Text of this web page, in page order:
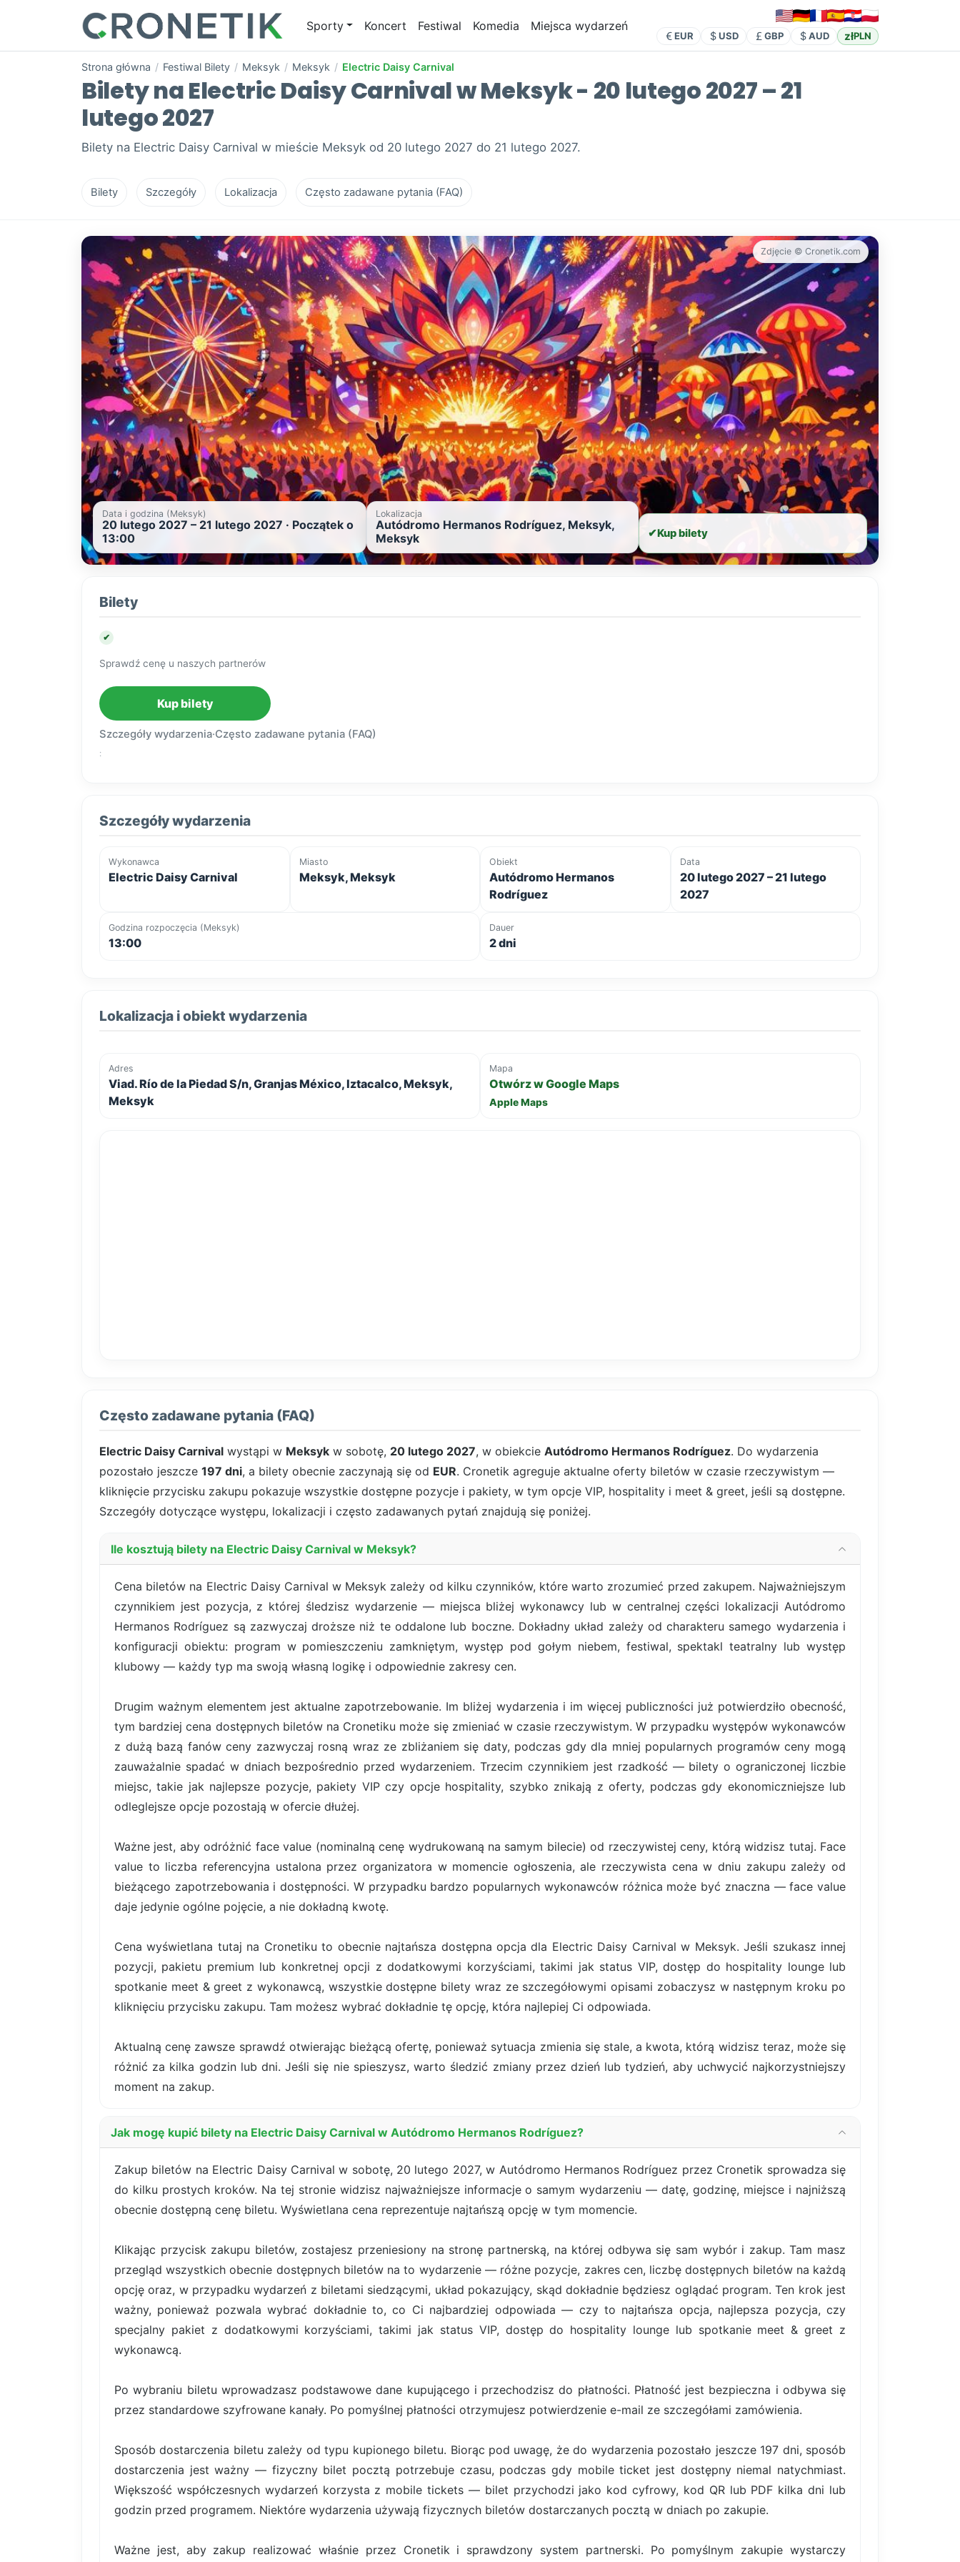
Sporty Koncert Festiwal Komedia Miejsca wydarzeń
EUR USD GBP AUD złPLN
Strona główna / Festiwal Bilety / Meksyk / Meksyk / Electric Daisy Carnival
Bilety na Electric Daisy Carnival w Meksyk - 20 lutego 2027 – 21
lutego 2027
Bilety na Electric Daisy Carnival w mieście Meksyk od 20 lutego 2027 do 21 lutego 2027.
Bilety Szczegóły Lokalizacja Często zadawane pytania (FAQ)
Zdjęcie © Cronetik.com
Data i godzina (Meksyk)
20 lutego 2027 – 21 lutego 2027 · Początek o
13:00
Lokalizacja
Autódromo Hermanos Rodríguez, Meksyk,
Meksyk
✔Kup bilety
Bilety
✔
Sprawdź cenę u naszych partnerów
Kup bilety
Szczegóły wydarzenia·Często zadawane pytania (FAQ)
:
Szczegóły wydarzenia
Wykonawca
Electric Daisy Carnival
Miasto
Meksyk, Meksyk
Obiekt
Autódromo Hermanos
Rodríguez
Data
20 lutego 2027 – 21 lutego
2027
Godzina rozpoczęcia (Meksyk)
13:00
Dauer
2 dni
Lokalizacja i obiekt wydarzenia
Adres
Viad. Río de la Piedad S/n, Granjas México, Iztacalco, Meksyk,
Meksyk
Mapa
Otwórz w Google Maps
Apple Maps
Często zadawane pytania (FAQ)
Electric Daisy Carnival wystąpi w Meksyk w sobotę, 20 lutego 2027, w obiekcie Autódromo Hermanos Rodríguez. Do wydarzenia
pozostało jeszcze 197 dni, a bilety obecnie zaczynają się od EUR. Cronetik agreguje aktualne oferty biletów w czasie rzeczywistym —
kliknięcie przycisku zakupu pokazuje wszystkie dostępne pozycje i pakiety, w tym opcje VIP, hospitality i meet & greet, jeśli są dostępne.
Szczegóły dotyczące występu, lokalizacji i często zadawanych pytań znajdują się poniżej.
Ile kosztują bilety na Electric Daisy Carnival w Meksyk?
Cena biletów na Electric Daisy Carnival w Meksyk zależy od kilku czynników, które warto zrozumieć przed zakupem. Najważniejszym
czynnikiem jest pozycja, z której śledzisz wydarzenie — miejsca bliżej wykonawcy lub w centralnej części lokalizacji Autódromo
Hermanos Rodríguez są zazwyczaj droższe niż te oddalone lub boczne. Dokładny układ zależy od charakteru samego wydarzenia i
konfiguracji obiektu: program w pomieszczeniu zamkniętym, występ pod gołym niebem, festiwal, spektakl teatralny lub występ
klubowy — każdy typ ma swoją własną logikę i odpowiednie zakresy cen.
Drugim ważnym elementem jest aktualne zapotrzebowanie. Im bliżej wydarzenia i im więcej publiczności już potwierdziło obecność,
tym bardziej cena dostępnych biletów na Cronetiku może się zmieniać w czasie rzeczywistym. W przypadku występów wykonawców
z dużą bazą fanów ceny zazwyczaj rosną wraz ze zbliżaniem się daty, podczas gdy dla mniej popularnych programów ceny mogą
zauważalnie spadać w dniach bezpośrednio przed wydarzeniem. Trzecim czynnikiem jest rzadkość — bilety o ograniczonej liczbie
miejsc, takie jak najlepsze pozycje, pakiety VIP czy opcje hospitality, szybko znikają z oferty, podczas gdy ekonomiczniejsze lub
odleglejsze opcje pozostają w ofercie dłużej.
Ważne jest, aby odróżnić face value (nominalną cenę wydrukowaną na samym bilecie) od rzeczywistej ceny, którą widzisz tutaj. Face
value to liczba referencyjna ustalona przez organizatora w momencie ogłoszenia, ale rzeczywista cena w dniu zakupu zależy od
bieżącego zapotrzebowania i dostępności. W przypadku bardzo popularnych wykonawców różnica może być znaczna — face value
daje jedynie ogólne pojęcie, a nie dokładną kwotę.
Cena wyświetlana tutaj na Cronetiku to obecnie najtańsza dostępna opcja dla Electric Daisy Carnival w Meksyk. Jeśli szukasz innej
pozycji, pakietu premium lub konkretnej opcji z dodatkowymi korzyściami, takimi jak status VIP, dostęp do hospitality lounge lub
spotkanie meet & greet z wykonawcą, wszystkie dostępne bilety wraz ze szczegółowymi opisami zobaczysz w następnym kroku po
kliknięciu przycisku zakupu. Tam możesz wybrać dokładnie tę opcję, która najlepiej Ci odpowiada.
Aktualną cenę zawsze sprawdź otwierając bieżącą ofertę, ponieważ sytuacja zmienia się stale, a kwota, którą widzisz teraz, może się
różnić za kilka godzin lub dni. Jeśli się nie spieszysz, warto śledzić zmiany przez dzień lub tydzień, aby uchwycić najkorzystniejszy
moment na zakup.
Jak mogę kupić bilety na Electric Daisy Carnival w Autódromo Hermanos Rodríguez?
Zakup biletów na Electric Daisy Carnival w sobotę, 20 lutego 2027, w Autódromo Hermanos Rodríguez przez Cronetik sprowadza się
do kilku prostych kroków. Na tej stronie widzisz najważniejsze informacje o samym wydarzeniu — datę, godzinę, miejsce i najniższą
obecnie dostępną cenę biletu. Wyświetlana cena reprezentuje najtańszą opcję w tym momencie.
Klikając przycisk zakupu biletów, zostajesz przeniesiony na stronę partnerską, na której odbywa się sam wybór i zakup. Tam masz
przegląd wszystkich obecnie dostępnych biletów na to wydarzenie — różne pozycje, zakres cen, liczbę dostępnych biletów na każdą
opcję oraz, w przypadku wydarzeń z biletami siedzącymi, układ pokazujący, skąd dokładnie będziesz oglądać program. Ten krok jest
ważny, ponieważ pozwala wybrać dokładnie to, co Ci najbardziej odpowiada — czy to najtańsza opcja, najlepsza pozycja, czy
specjalny pakiet z dodatkowymi korzyściami, takimi jak status VIP, dostęp do hospitality lounge lub spotkanie meet & greet z
wykonawcą.
Po wybraniu biletu wprowadzasz podstawowe dane kupującego i przechodzisz do płatności. Płatność jest bezpieczna i odbywa się
przez standardowe szyfrowane kanały. Po pomyślnej płatności otrzymujesz potwierdzenie e-mail ze szczegółami zamówienia.
Sposób dostarczenia biletu zależy od typu kupionego biletu. Biorąc pod uwagę, że do wydarzenia pozostało jeszcze 197 dni, sposób
dostarczenia jest ważny — fizyczny bilet pocztą potrzebuje czasu, podczas gdy mobile ticket jest dostępny niemal natychmiast.
Większość współczesnych wydarzeń korzysta z mobile tickets — bilet przychodzi jako kod cyfrowy, kod QR lub PDF kilka dni lub
godzin przed programem. Niektóre wydarzenia używają fizycznych biletów dostarczanych pocztą w dniach po zakupie.
Ważne jest, aby zakup realizować właśnie przez Cronetik i sprawdzony system partnerski. Po pomyślnym zakupie wystarczy